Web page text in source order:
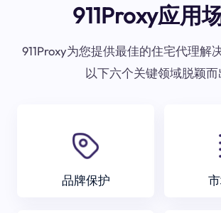
911Proxy应用
911Proxy为您提供最佳的住宅代理解
以下六个关键领域脱颖而
品牌保护